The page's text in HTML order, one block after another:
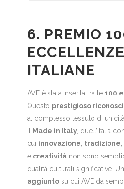
6. PREMIO
ECCELLENZE
ITALIANE
AVE è stata inserita tra le 100
Questo prestigioso
al complesso tessuto di
il Made in Italy, quell’Italia
cui innovazione tradizione
e creativitànon sono
qualità culturali significative. Un
aggiuntosu cui AVE da